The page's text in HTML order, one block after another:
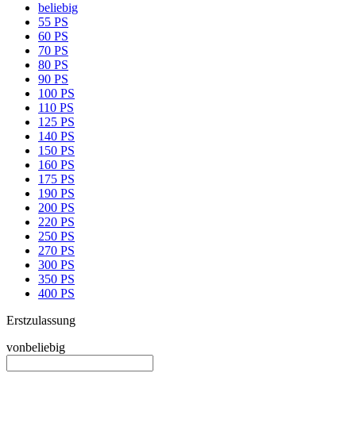
beliebig
55 PS
60 PS
70 PS
80 PS
90 PS
100 PS
110 PS
125 PS
140 PS
150 PS
160 PS
175 PS
190 PS
200 PS
220 PS
250 PS
270 PS
300 PS
350 PS
400 PS
Erstzulassung
vonbeliebig